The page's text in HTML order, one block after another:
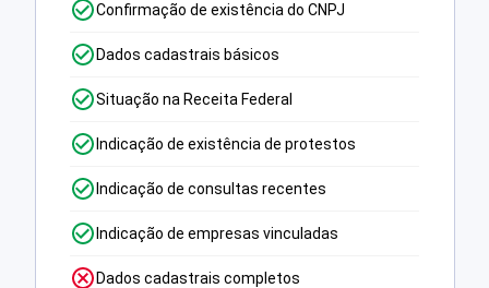
Confirmação de existência do CNPJ
Dados cadastrais básicos
Situação na Receita Federal
Indicação de existência de protestos
Indicação de consultas recentes
Indicação de empresas vinculadas
Dados cadastrais completos